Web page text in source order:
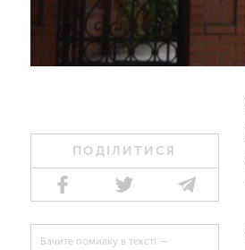
ПОДІЛИТИСЯ
Бачите помилку в тексті —